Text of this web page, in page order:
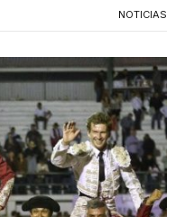
NOTICIAS